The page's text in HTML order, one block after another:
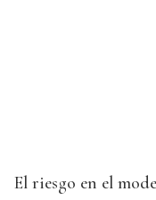
El riesgo en el